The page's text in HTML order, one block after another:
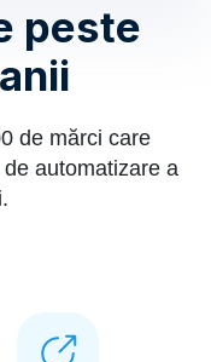
peste
de mărci care
automatizare a